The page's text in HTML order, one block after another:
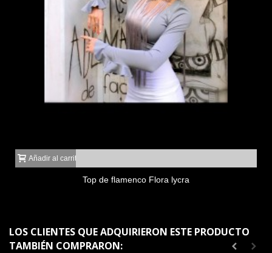
Añadir al carrito
Top de flamenco Flora lycra
LOS CLIENTES QUE ADQUIRIERON ESTE PRODUCTO
TAMBIÉN COMPRARON: